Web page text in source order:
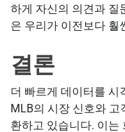
하게 자신의 의견과 질
은 우리가 이전보다 훨
결론
더 빠르게 데이터를 시
MLB의 시장 신호와 고
환하고 있습니다. 이는